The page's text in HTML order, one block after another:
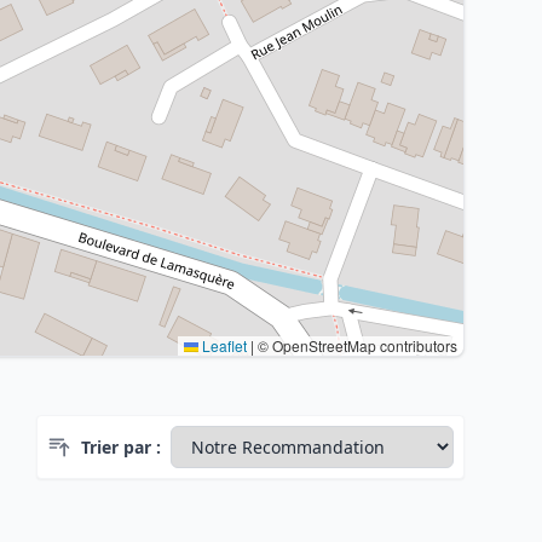
Leaflet | © OpenStreetMap contributors
Trier par :